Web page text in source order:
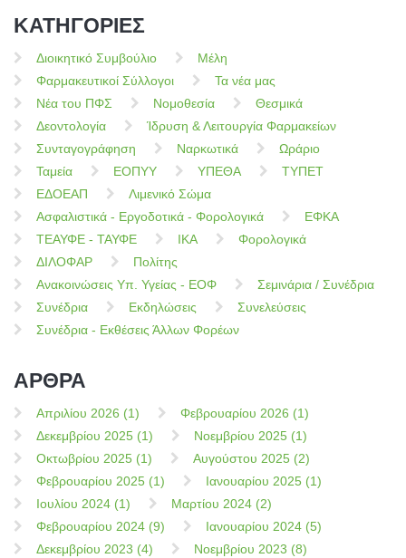
ΚΑΤΗΓΟΡΙΕΣ
Διοικητικό Συμβούλιο
Μέλη
Φαρμακευτικοί Σύλλογοι
Τα νέα μας
Νέα του ΠΦΣ
Νομοθεσία
Θεσμικά
Δεοντολογία
Ίδρυση & Λειτουργία Φαρμακείων
Συνταγογράφηση
Ναρκωτικά
Ωράριο
Ταμεία
ΕΟΠΥΥ ΥΠΕΘΑ
ΤΥΠΕΤ
ΕΔΟΕΑΠ
Λιμενικό Σώμα
Ασφαλιστικά - Εργοδοτικά - Φορολογικά
ΕΦΚΑ
ΤΕΑΥΦΕ - ΤΑΥΦΕ
ΙΚΑ
Φορολογικά
ΔΙΛΟΦΑΡ
Πολίτης
Ανακοινώσεις Υπ. Υγείας - ΕΟΦ
Σεμινάρια / Συνέδρια
Συνέδρια
Εκδηλώσεις
Συνελεύσεις
Συνέδρια - Εκθέσεις Άλλων Φορέων
ΑΡΘΡΑ
Απριλίου 2026 (1)
Φεβρουαρίου 2026 (1)
Δεκεμβρίου 2025 (1)
Νοεμβρίου 2025 (1)
Οκτωβρίου 2025 (1)
Αυγούστου 2025 (2)
Φεβρουαρίου 2025 (1)
Ιανουαρίου 2025 (1)
Ιουλίου 2024 (1)
Μαρτίου 2024 (2)
Φεβρουαρίου 2024 (9)
Ιανουαρίου 2024 (5)
Δεκεμβρίου 2023 (4)
Νοεμβρίου 2023 (8)